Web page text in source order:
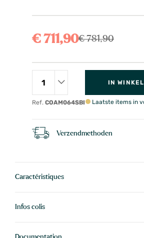
€ 711,90€ 781,90
Ref. COAM064SBI
IN
Laatste items in
Verzendmethoden
Caractéristiques
Infos colis